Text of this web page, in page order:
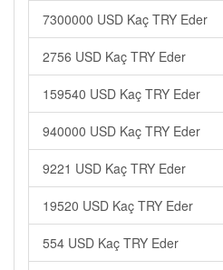
7300000 USD Kaç TRY Eder
2756 USD Kaç TRY Eder
159540 USD Kaç TRY Eder
940000 USD Kaç TRY Eder
9221 USD Kaç TRY Eder
19520 USD Kaç TRY Eder
554 USD Kaç TRY Eder